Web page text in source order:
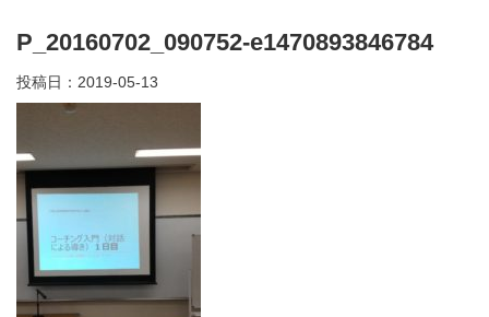
P_20160702_090752-e1470893846784
投稿日： 2019-05-13